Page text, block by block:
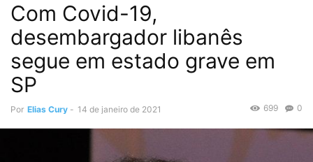
Com Covid-19,
desembargador libanês
segue em estado grave em
SP
Por Elias Cury - 14 de janeiro de 2021 0
699